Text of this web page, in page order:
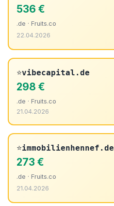
536 €
.de · Fruits.co
22.04.2026
⭐vibecapital.de
298 €
.de · Fruits.co
21.04.2026
⭐immobilienhennef.de
273 €
.de · Fruits.co
21.04.2026